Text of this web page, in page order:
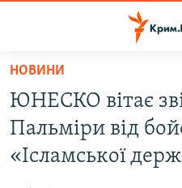
Перейти
основного
матеріалу
Перейти
до
ВІДЕО ТА ФОТО
НОВИНИ
ЮНЕСКО вітає
Пальміри від
«Ісламської